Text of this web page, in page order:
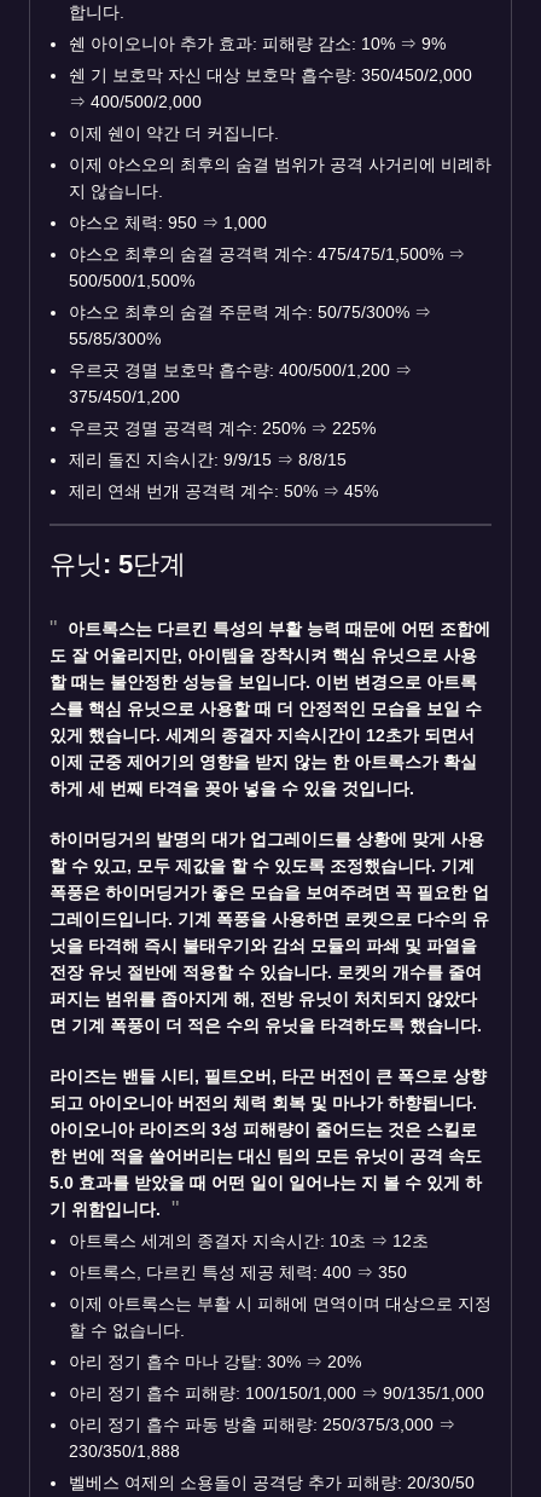
합니다.
쉔 아이오니아 추가 효과: 피해량 감소: 10% ⇒ 9%
쉔 기 보호막 자신 대상 보호막 흡수량: 350/450/2,000
⇒ 400/500/2,000
이제 쉔이 약간 더 커집니다.
이제 야스오의 최후의 숨결 범위가 공격 사거리에 비례하
지 않습니다.
야스오 체력: 950 ⇒ 1,000
야스오 최후의 숨결 공격력 계수: 475/475/1,500% ⇒
500/500/1,500%
야스오 최후의 숨결 주문력 계수: 50/75/300% ⇒
55/85/300%
우르곳 경멸 보호막 흡수량: 400/500/1,200 ⇒
375/450/1,200
우르곳 경멸 공격력 계수: 250% ⇒ 225%
제리 돌진 지속시간: 9/9/15 ⇒ 8/8/15
제리 연쇄 번개 공격력 계수: 50% ⇒ 45%
유닛: 5단계
아트록스는 다르킨 특성의 부활 능력 때문에 어떤 조합에
도 잘 어울리지만, 아이템을 장착시켜 핵심 유닛으로 사용
할 때는 불안정한 성능을 보입니다. 이번 변경으로 아트록
스를 핵심 유닛으로 사용할 때 더 안정적인 모습을 보일 수
있게 했습니다. 세계의 종결자 지속시간이 12초가 되면서
이제 군중 제어기의 영향을 받지 않는 한 아트록스가 확실
하게 세 번째 타격을 꽂아 넣을 수 있을 것입니다.
하이머딩거의 발명의 대가업그레이드를 상황에 맞게 사용
할 수 있고, 모두 제값을 할 수 있도록 조정했습니다. 기계
폭풍은 하이머딩거가 좋은 모습을 보여주려면 꼭 필요한 업
그레이드입니다. 기계 폭풍을 사용하면 로켓으로 다수의 유
닛을 타격해 즉시 불태우기와 감쇠 모듈의 파쇄 및 파열을
전장 유닛 절반에 적용할 수 있습니다. 로켓의 개수를 줄여
퍼지는 범위를 좁아지게 해, 전방 유닛이 처치되지 않았다
면 기계 폭풍이 더 적은 수의 유닛을 타격하도록 했습니다.
라이즈는 밴들 시티, 필트오버, 타곤 버전이 큰 폭으로 상향
되고 아이오니아 버전의 체력 회복 및 마나가 하향됩니다.
아이오니아 라이즈의 3성 피해량이 줄어드는 것은 스킬로
한 번에 적을 쓸어버리는 대신 팀의 모든 유닛이 공격 속도
5.0 효과를 받았을 때 어떤 일이 일어나는 지 볼 수 있게 하
기 위함입니다.
아트록스 세계의 종결자 지속시간: 10초 ⇒ 12초
아트록스, 다르킨 특성 제공 체력: 400 ⇒ 350
이제 아트록스는 부활 시 피해에 면역이며 대상으로 지정
할 수 없습니다.
아리 정기 흡수 마나 강탈: 30% ⇒ 20%
아리 정기 흡수 피해량: 100/150/1,000 ⇒ 90/135/1,000
아리 정기 흡수 파동 방출 피해량: 250/375/3,000 ⇒
230/350/1,888
벨베스 여제의 소용돌이 공격당 추가 피해량: 20/30/50